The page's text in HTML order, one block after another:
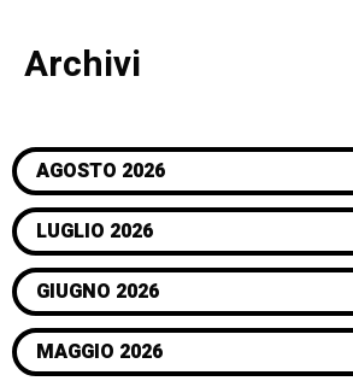
Archivi
AGOSTO 2026
LUGLIO 2026
GIUGNO 2026
MAGGIO 2026